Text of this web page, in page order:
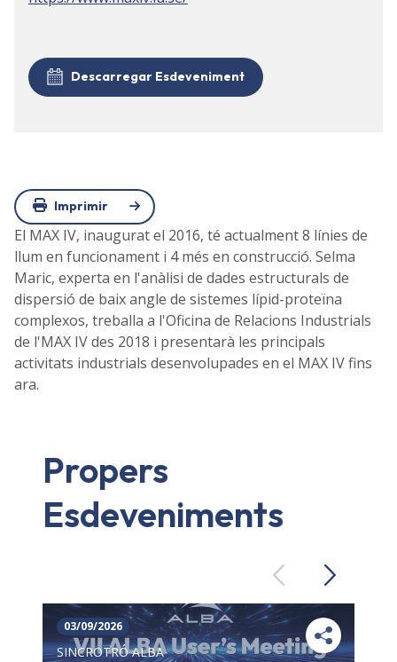
Descarregar Esdeveniment
Imprimir
El MAX IV, inaugurat el 2016, té actualment 8 línies de
llum en funcionament i 4 més en construcció. Selma
Maric, experta en l'anàlisi de dades estructurals de
dispersió de baix angle de sistemes lípid-proteïna
complexos, treballa a l'Oficina de Relacions Industrials
de l'MAX IV des 2018 i presentarà les principals
activitats industrials desenvolupades en el MAX IV fins
ara.
Propers
Esdeveniments
PreviousNext
03/09/2026
SINCROTRÓ ALBA